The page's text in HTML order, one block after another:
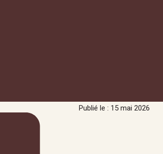
Publié le : 15 mai 2026